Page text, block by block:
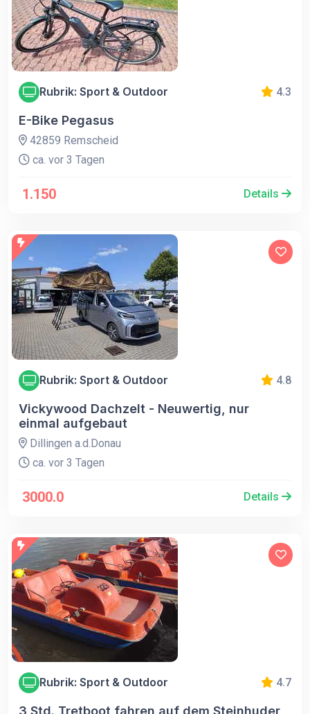
Rubrik: Sport & Outdoor 4.3
E-Bike Pegasus
42859 Remscheid
ca. vor 3 Tagen
1.150 Details
Rubrik: Sport & Outdoor 4.8
Vickywood Dachzelt - Neuwertig, nur
einmal aufgebaut
Dillingen a.d.Donau
ca. vor 3 Tagen
3000.0 Details
Rubrik: Sport & Outdoor 4.7
3 Std. Tretboot fahren auf dem Steinhuder